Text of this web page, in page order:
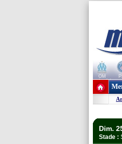
OM
+ de clubs
Dim.
Stade :